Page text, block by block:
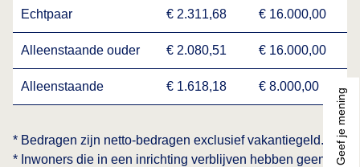
Echtpaar € 2.311,68 € 16.000,00
Alleenstaande ouder € 2.080,51 € 16.000,00
Alleenstaande € 1.618,18 € 8.000,00
* Bedragen zijn netto-bedragen exclusief vakantiegeld.
* Inwoners die in een inrichting verblijven hebben geen
Geef je mening